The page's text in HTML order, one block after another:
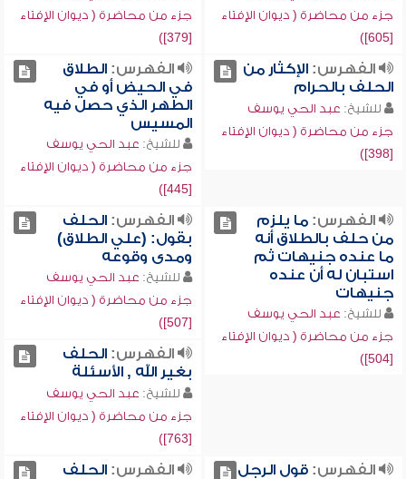
جزء من محاضرة ( ديوان الإفتاء
[605])
جزء من محاضرة ( ديوان الإفتاء
[379])
الفهرس:الإكثار من
الحلف بالحرام
للشيخ: عبد الحي يوسف
جزء من محاضرة ( ديوان الإفتاء
[398])
الفهرس:الطلاق
في الحيض أو في
الطهر الذي حصل فيه
المسيس
للشيخ: عبد الحي يوسف
جزء من محاضرة ( ديوان الإفتاء
[445])
الفهرس:ما يلزم
من حلف بالطلاق أنه
ما عنده جنيهات ثم
استبان له أن عنده
جنيهات
للشيخ: عبد الحي يوسف
جزء من محاضرة ( ديوان الإفتاء
[504])
الفهرس:الحلف
بقول: (علي الطلاق)
ومدى وقوعه
للشيخ: عبد الحي يوسف
جزء من محاضرة ( ديوان الإفتاء
[507])
الفهرس:الحلف
بغير الله , الأسئلة
للشيخ: عبد الحي يوسف
جزء من محاضرة ( ديوان الإفتاء
[763])
الفهرس:قول الرجل
الفهرس:الحلف